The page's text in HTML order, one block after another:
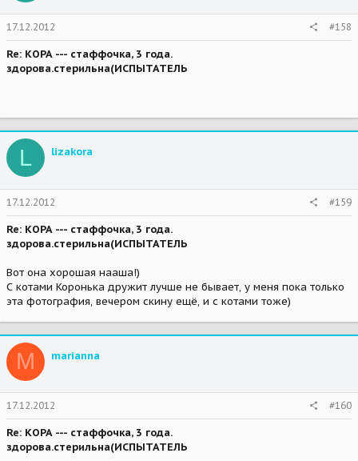
17.12.2012 #158
Re: КОРА --- стаффочка, 3 года.
здорова.стерильна(ИСПЫТАТЕЛЬ
L lizakora
17.12.2012 #159
Re: КОРА --- стаффочка, 3 года.
здорова.стерильна(ИСПЫТАТЕЛЬ
Вот она хорошая нааша!)
С котами Коронька дружит лучше не бывает, у меня пока только
эта фотография, вечером скину ещё, и с котами тоже)
M marianna
17.12.2012 #160
Re: КОРА --- стаффочка, 3 года.
здорова.стерильна(ИСПЫТАТЕЛЬ